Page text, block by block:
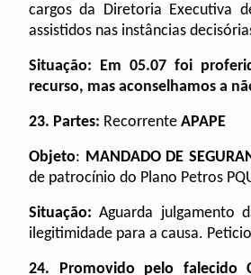
cargos da Diretoria Executiva
assistidos nas instâncias
Situação: Em 05.07 foi
recurso, mas aconselhamos a
23. Partes: Recorrente APAPE
Objeto: MANDADO DE
de patrocínio do Plano Petros
Situação: Aguarda julgamento
ilegitimidade para a causa.
24. Promovido pelo falecido